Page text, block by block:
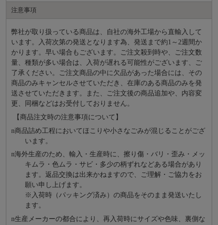
注意事項
弊社が取り扱っている商品は、自社の海外工場から直輸入して
います。入荷次第の発送となります為、発送まで約1～2週間か
かります。早い場合もございます。ご注文殺到時や、ご注文数
量、種類が多い場合は、入荷が遅れる可能性がございます、ご
了承ください。ご注文商品の中に欠品があった場合には、その
商品のみキャンセルさせていただき、在庫のある商品のみを発
送させていただきます。また、ご注文後の商品追加や、内容変
更、同梱などはお受付しておりません。
【商品注文時の注意事項について】
n商品詰め⼯程においてほこりや⼩さなごみが混じることがござ
います。
n海外⽣産のため、輸⼊・⽣産時に、擦り傷・バリ・歪み・メッ
キムラ・色ムラ・サビ・多少の柄ずれなどある場合があり
ます。返品交換は出来かねますので、ご理解・ご協⼒をお
願い申し上げます。
※⼊荷時（パッキング済み）の商品をそのまま発送いたし
ます。
n⽣産メーカーの都合により、再⼊荷時にサイズや⾊味、裏側な